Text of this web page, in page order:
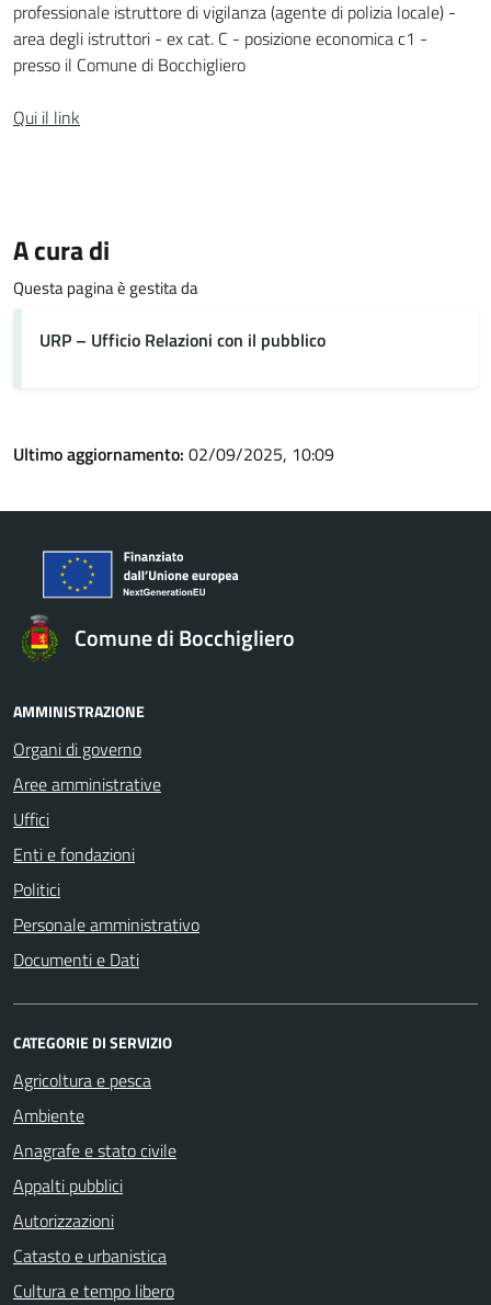
professionale istruttore di vigilanza (agente di polizia locale) -
area degli istruttori - ex cat. C - posizione economica c1 -
presso il Comune di Bocchigliero
Qui il link
A cura di
Questa pagina è gestita da
URP – Ufficio Relazioni con il pubblico
Ultimo aggiornamento: 02/09/2025, 10:09
Comune di Bocchigliero
AMMINISTRAZIONE
Organi di governo
Aree amministrative
Uffici
Enti e fondazioni
Politici
Personale amministrativo
Documenti e Dati
CATEGORIE DI SERVIZIO
Agricoltura e pesca
Ambiente
Anagrafe e stato civile
Appalti pubblici
Autorizzazioni
Catasto e urbanistica
Cultura e tempo libero